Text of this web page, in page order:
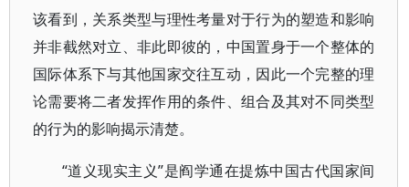
该看到，关系类型与理性考量对于行为的塑造和影响
并非截然对立、非此即彼的，中国置身于一个整体的
国际体系下与其他国家交往互动，因此一个完整的理
论需要将二者发挥作用的条件、组合及其对不同类型
的行为的影响揭示清楚。
“道义现实主义”是阎学通在提炼中国古代国家间